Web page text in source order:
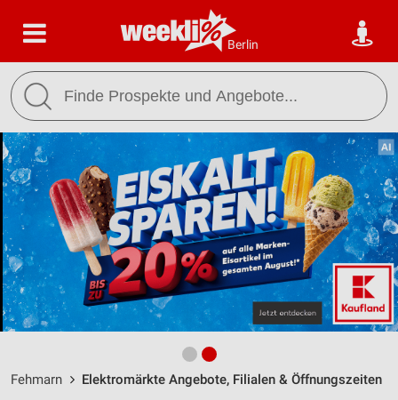
Berlin
Fehmarn Elektromärkte Angebote, Filialen & Öffnungszeiten